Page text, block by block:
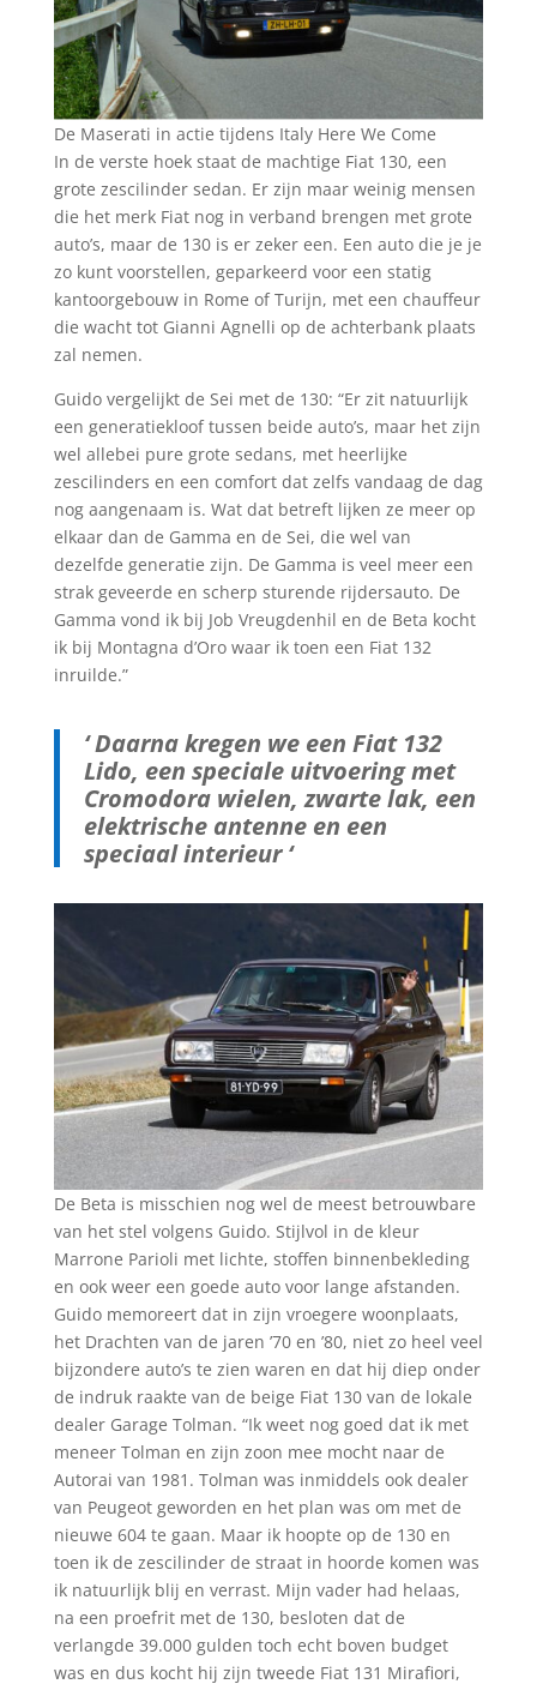
De Maserati in actie tijdens Italy Here We Come
In de verste hoek staat de machtige Fiat 130, een
grote zescilinder sedan. Er zijn maar weinig mensen
die het merk Fiat nog in verband brengen met grote
auto’s, maar de 130 is er zeker een. Een auto die je je
zo kunt voorstellen, geparkeerd voor een statig
kantoorgebouw in Rome of Turijn, met een chauffeur
die wacht tot Gianni Agnelli op de achterbank plaats
zal nemen.
Guido vergelijkt de Sei met de 130: “Er zit natuurlijk
een generatiekloof tussen beide auto’s, maar het zijn
wel allebei pure grote sedans, met heerlijke
zescilinders en een comfort dat zelfs vandaag de dag
nog aangenaam is. Wat dat betreft lijken ze meer op
elkaar dan de Gamma en de Sei, die wel van
dezelfde generatie zijn. De Gamma is veel meer een
strak geveerde en scherp sturende rijdersauto. De
Gamma vond ik bij Job Vreugdenhil en de Beta kocht
ik bij Montagna d’Oro waar ik toen een Fiat 132
inruilde.”
‘ Daarna kregen we een Fiat 132
Lido, een speciale uitvoering met
Cromodora wielen, zwarte lak, een
elektrische antenne en een
speciaal interieur ‘
De Beta is misschien nog wel de meest betrouwbare
van het stel volgens Guido. Stijlvol in de kleur
Marrone Parioli met lichte, stoffen binnenbekleding
en ook weer een goede auto voor lange afstanden.
Guido memoreert dat in zijn vroegere woonplaats,
het Drachten van de jaren ’70 en ’80, niet zo heel veel
bijzondere auto’s te zien waren en dat hij diep onder
de indruk raakte van de beige Fiat 130 van de lokale
dealer Garage Tolman. “Ik weet nog goed dat ik met
meneer Tolman en zijn zoon mee mocht naar de
Autorai van 1981. Tolman was inmiddels ook dealer
van Peugeot geworden en het plan was om met de
nieuwe 604 te gaan. Maar ik hoopte op de 130 en
toen ik de zescilinder de straat in hoorde komen was
ik natuurlijk blij en verrast. Mijn vader had helaas,
na een proefrit met de 130, besloten dat de
verlangde 39.000 gulden toch echt boven budget
was en dus kocht hij zijn tweede Fiat 131 Mirafiori,